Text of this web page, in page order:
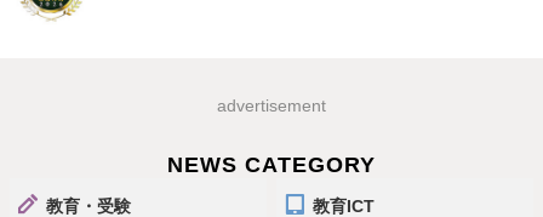
advertisement
NEWS CATEGORY
教育・受験 教育ICT